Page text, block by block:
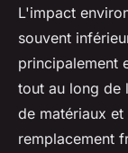
L'impact
souvent
principalement
tout au long de
de matériaux
remplacement